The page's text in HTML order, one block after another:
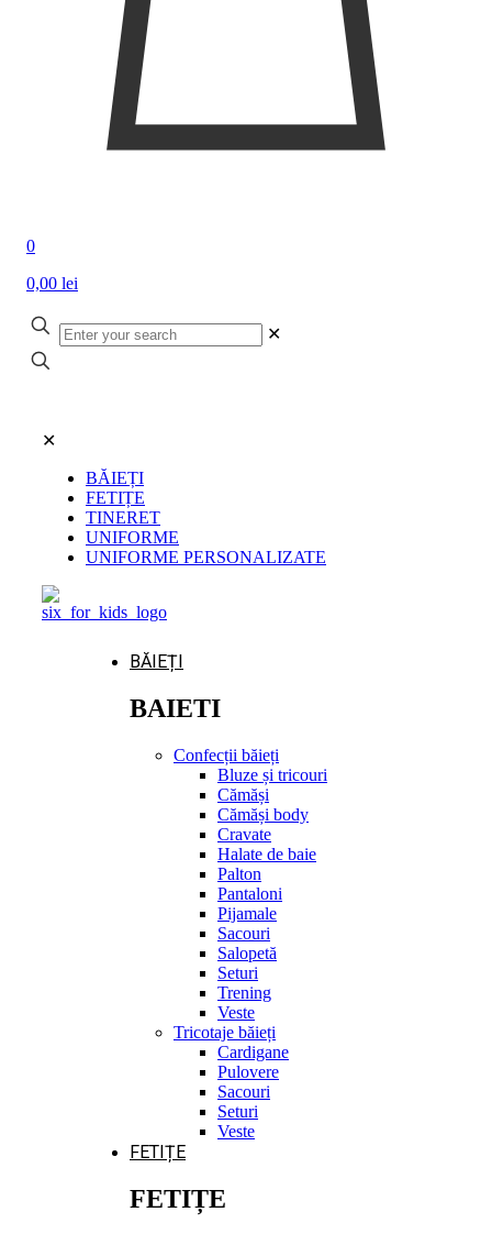
0
0,00 lei
✕
✕
BĂIEȚI
FETIȚE
TINERET
UNIFORME
UNIFORME PERSONALIZATE
BĂIEȚI
BAIETI
Confecții băieți
Bluze și tricouri
Cămăși
Cămăși body
Cravate
Halate de baie
Palton
Pantaloni
Pijamale
Sacouri
Salopetă
Seturi
Trening
Veste
Tricotaje băieți
Cardigane
Pulovere
Sacouri
Seturi
Veste
FETIȚE
FETIȚE